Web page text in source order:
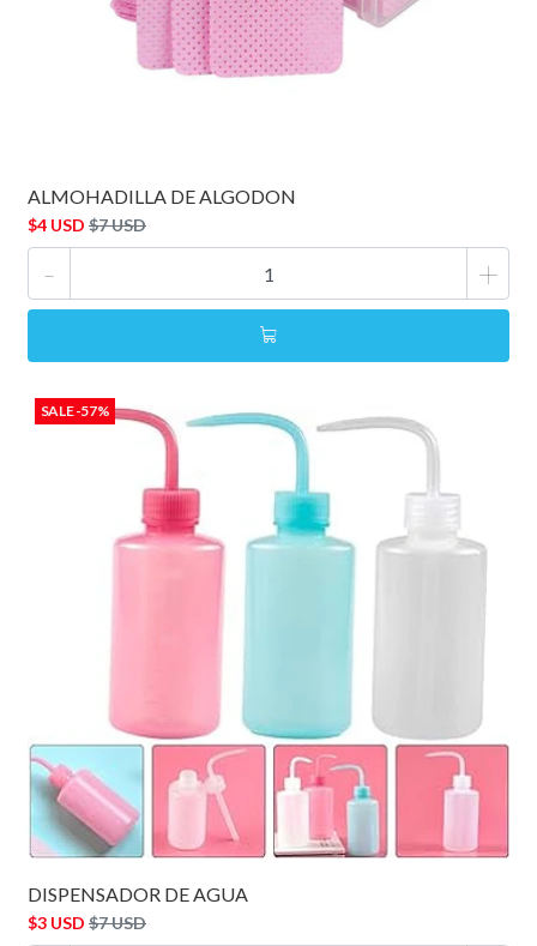
ALMOHADILLA DE ALGODON
$4 USD $7 USD
- +
SALE -57%
DISPENSADOR DE AGUA
$3 USD $7 USD